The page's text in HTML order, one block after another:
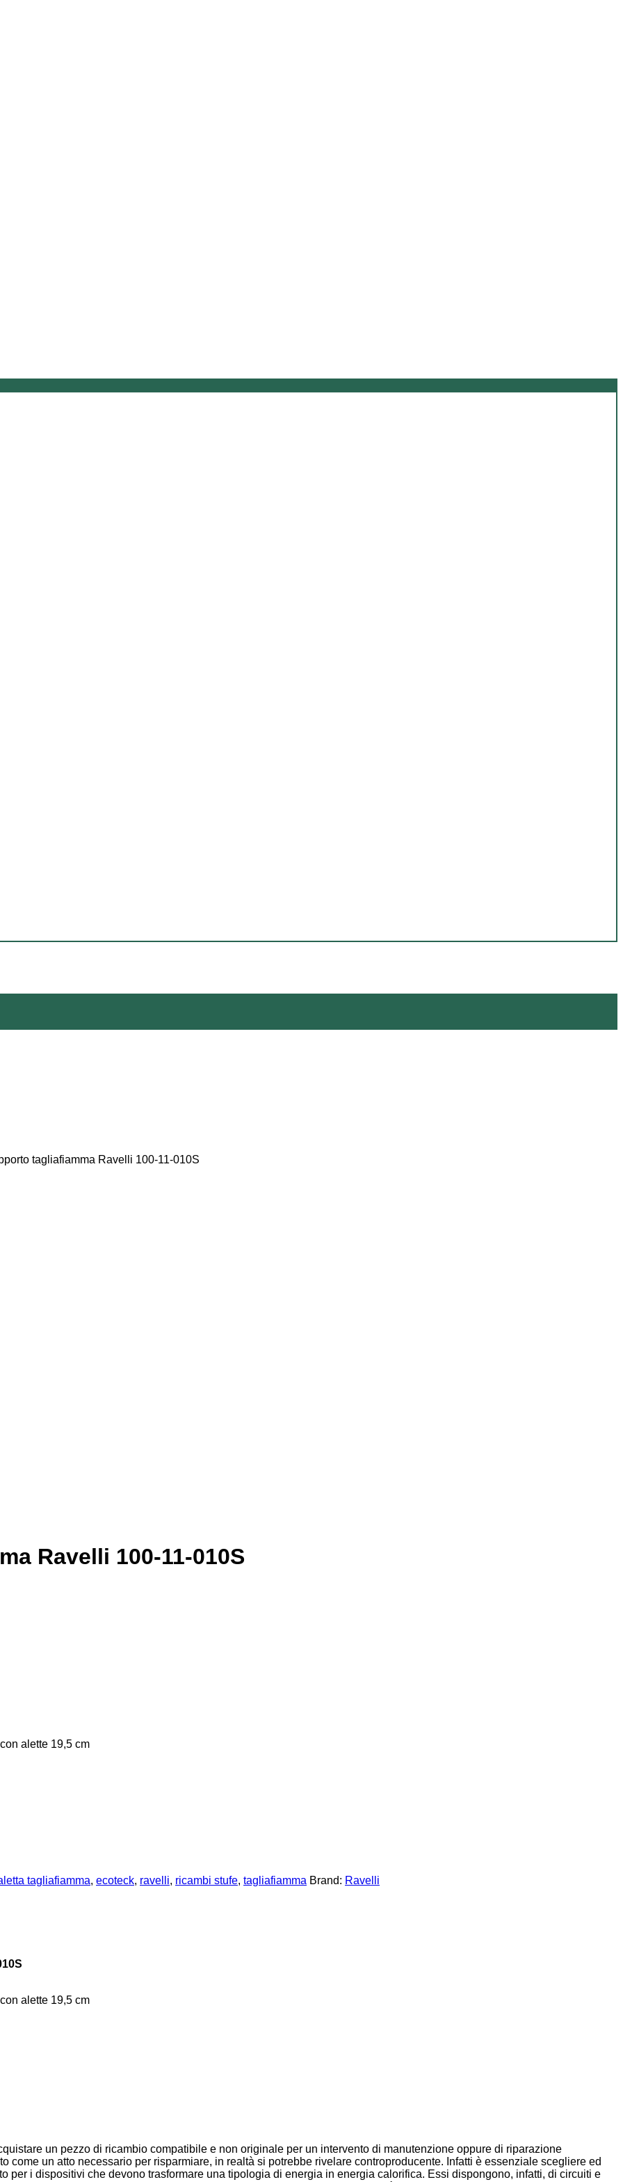
tagliafiamma Ravelli 100-11-010S
Ravelli 100-11-010S
alette 19,5 cm
tagliafiamma, ecoteck, ravelli, ricambi stufe, tagliafiamma Brand: Ravelli
alette 19,5 cm
un pezzo di ricambio compatibile e non originale per un intervento di manutenzione oppure di riparazione
come un atto necessario per risparmiare, in realtà si potrebbe rivelare controproducente. Infatti è essenziale scegliere ed
per i dispositivi che devono trasformare una tipologia di energia in energia calorifica. Essi dispongono, infatti, di circuiti e